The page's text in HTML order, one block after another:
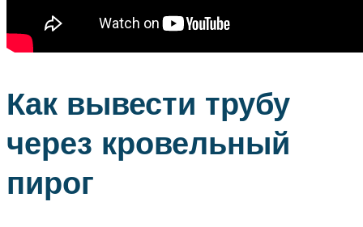
Как вывести трубу
через кровельный
пирог